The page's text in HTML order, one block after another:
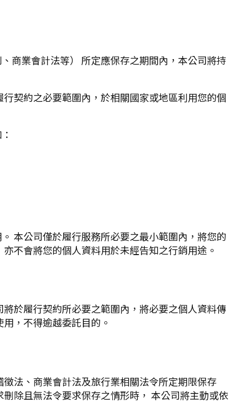
商業會計法等） 所定應保存之期間內，本公司將持
契約之必要範圍內，於相關國家或地區利用您的個
本公司僅於履行服務所必要之最小範圍內，將您的
亦不會將您的個人資料用於未經告知之行銷用途。
於履行契約所必要之範圍內，將必要之個人資料傳
，不得逾越委託目的。
法、商業會計法及旅行業相關法令所定期限保存
除且無法令要求保存之情形時， 本公司將主動或依